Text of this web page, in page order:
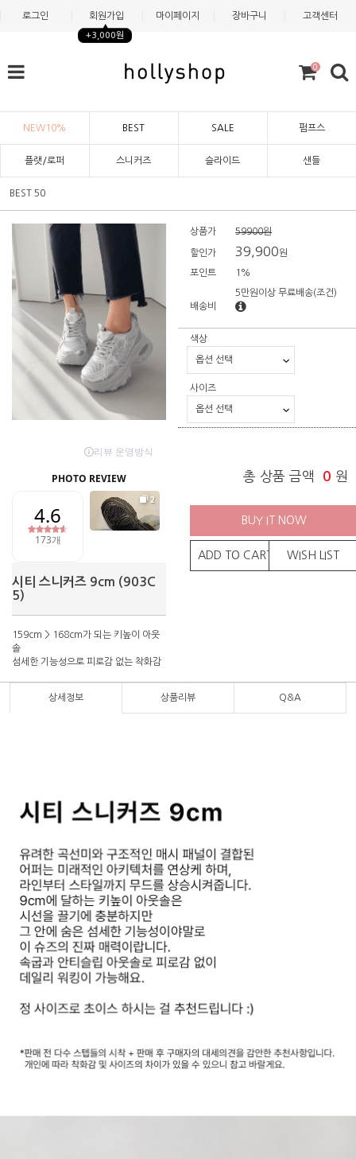
로그인 회원가입
+3,000원
마이페이지 장바구니 고객센터
0
NEW10% BEST SALE 펌프스
플랫/로퍼 스니커즈 슬라이드 샌들
BEST 50
시티 스니커즈 9cm (903C
5)
159cm > 168cm가 되는 키높이 아웃
솔
섬세한 기능성으로 피로감 없는 착화감
상품가 59900원
할인가 39,900원
포인트 1%
배송비
5만원이상 무료배송(조건)
색상
사이즈
총 상품 금액 0 원
BUY IT NOW
ADD TO CART WISH LIST
상세정보 상품리뷰 Q&A